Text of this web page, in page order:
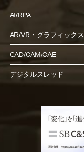
AI/RPA
AR/VR・グラフィックス
CAD/CAM/CAE
デジタルスレッド